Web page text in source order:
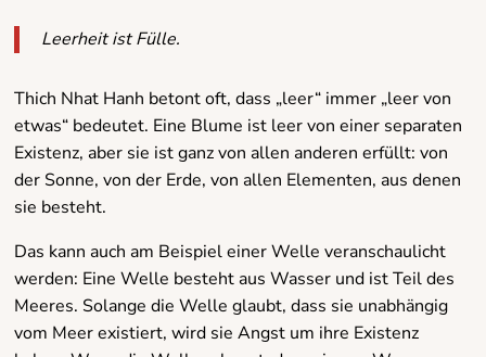
Leerheit ist Fülle.
Thich Nhat Hanh betont oft, dass „leer“ immer „leer von
etwas“ bedeutet. Eine Blume ist leer von einer separaten
Existenz, aber sie ist ganz von allen anderen erfüllt: von
der Sonne, von der Erde, von allen Elementen, aus denen
sie besteht.
Das kann auch am Beispiel einer Welle veranschaulicht
werden: Eine Welle besteht aus Wasser und ist Teil des
Meeres. Solange die Welle glaubt, dass sie unabhängig
vom Meer existiert, wird sie Angst um ihre Existenz